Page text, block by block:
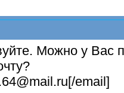
Можно у Вас
email]